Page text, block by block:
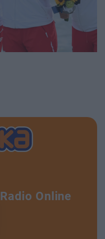
Radio Online